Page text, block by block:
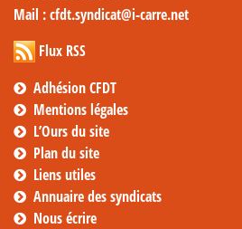
Mail : cfdt.syndicat@i-carre.net
Flux RSS
Adhésion CFDT
Mentions légales
L’Ours du site
Plan du site
Liens utiles
Annuaire des syndicats
Nous écrire